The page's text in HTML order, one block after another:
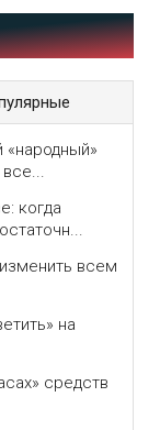
«народный»
когда
всем
на
средств